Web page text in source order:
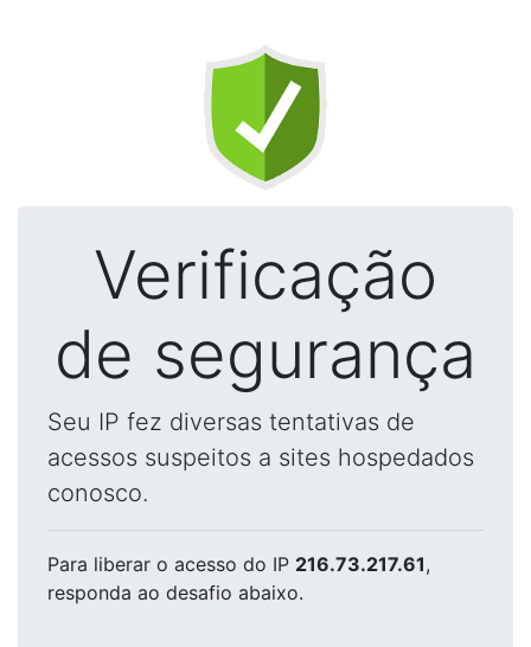
Verificação
de segurança
Seu IP fez diversas tentativas de
acessos suspeitos a sites hospedados
conosco.
Para liberar o acesso do IP 216.73.217.61,
responda ao desafio abaixo.